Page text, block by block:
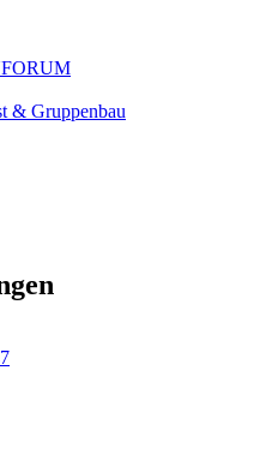
& Gruppenbau